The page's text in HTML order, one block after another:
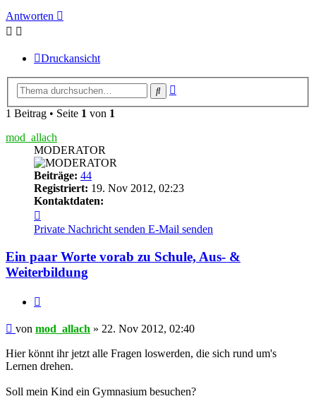
Antworten
Druckansicht
Suche
1 Beitrag • Seite 1 von 1
mod_allach
MODERATOR
Beiträge: 44
Registriert: 19. Nov 2012, 02:23
Kontaktdaten:
von
mod_allach
Private Nachricht senden E-Mail senden
Ein paar Worte vorab zu Schule, Aus- &
Weiterbildung
Beitrag
von mod_allach » 22. Nov 2012, 02:40
Hier könnt ihr jetzt alle Fragen loswerden, die sich rund um's
Lernen drehen.
Soll mein Kind ein Gymnasium besuchen?